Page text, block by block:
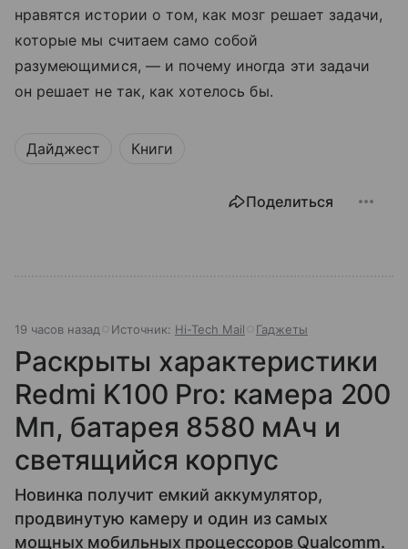
нравятся истории о том, как мозг решает задачи,
которые мы считаем само собой
разумеющимися, — и почему иногда эти задачи
он решает не так, как хотелось бы.
Дайджест Книги
Поделиться
19 часов назад Источник: Hi-Tech Mail Гаджеты
Раскрыты характеристики
Redmi K100 Pro: камера 200
Мп, батарея 8580 мАч и
светящийся корпус
Новинка получит емкий аккумулятор,
продвинутую камеру и один из самых
мощных мобильных процессоров Qualcomm.